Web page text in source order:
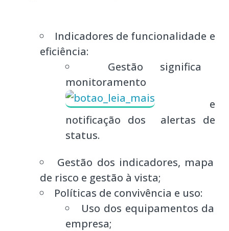
Indicadores de funcionalidade e
eficiência:
Gestão significa
monitoramento
e
notificação dos alertas de
status.
Gestão dos indicadores, mapa
de risco e gestão à vista;
Políticas de convivência e uso:
Uso dos equipamentos da
empresa;